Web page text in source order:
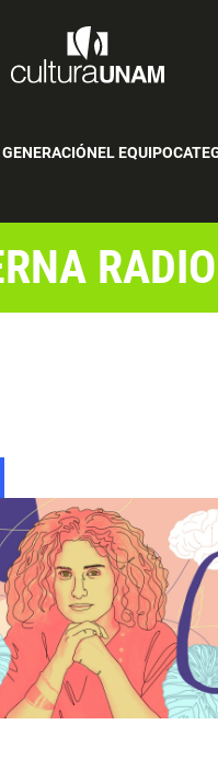
EL EQUIPO
RADIO